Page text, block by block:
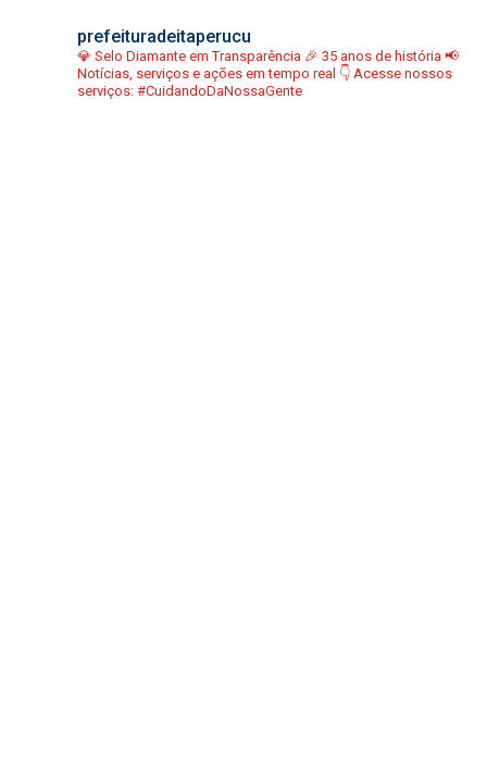
prefeituradeitaperucu
💎 Selo Diamante em Transparência 🎉 35 anos de história 📢
Notícias, serviços e ações em tempo real 👇 Acesse nossos
serviços: #CuidandoDaNossaGente